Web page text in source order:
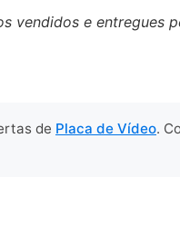
vendidos e entregues
de Placa de Vídeo.